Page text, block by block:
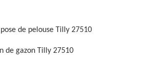
de pelouse Tilly 27510
de gazon Tilly 27510